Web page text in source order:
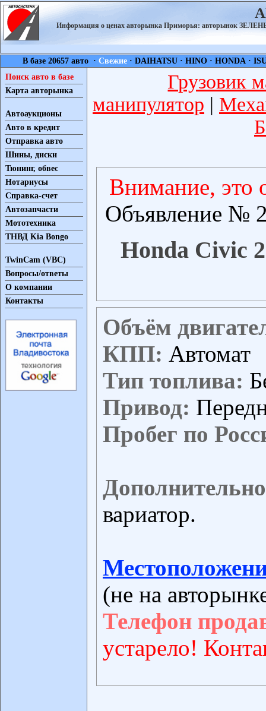
Информация о ценах авторынка Приморья: авторынок
В базе 20657 авто ·Свежие ·DAIHATSU ·HINO ·HONDA ·
Поиск авто в базе
Карта авторынка
Автоаукционы
Авто в кредит
Отправка авто
Шины, диски
Тюнинг, обвес
Нотариусы
Справка-счет
Автозапчасти
Мототехника
ТНВД Kia Bongo
TwinCam (VBC)
Вопросы/ответы
О компании
Контакты
Грузовик
манипулятор |
Внимание, это
Объявление №
Honda Civic
Объём
КПП: Автомат
Тип топлива:
Привод:
Пробег по
вариатор.
(не на
Телефон
устарело!